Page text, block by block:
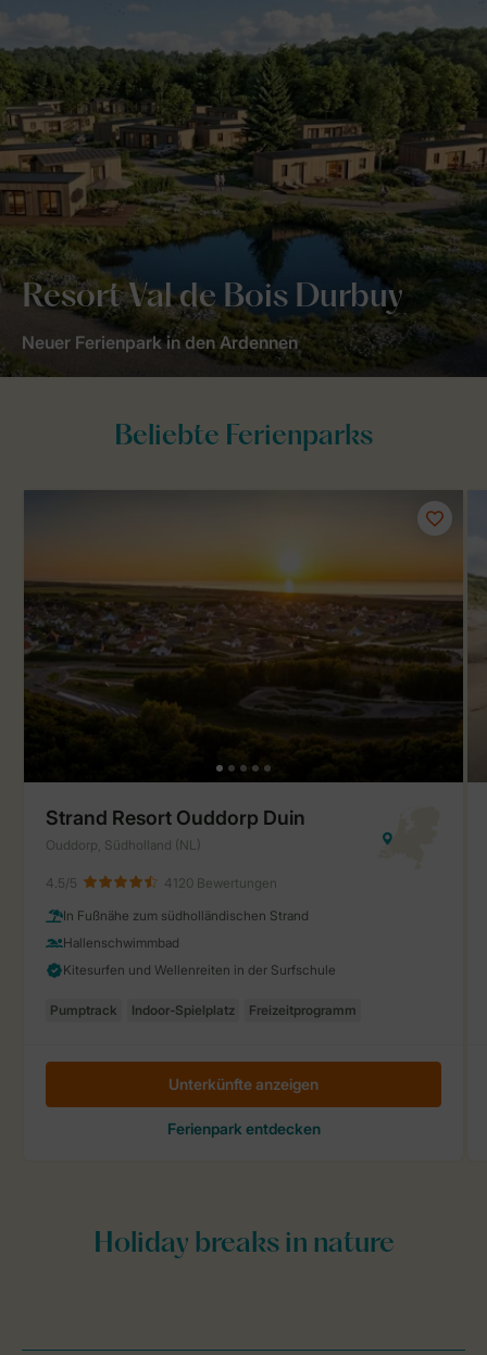
Resort Val de Bois Durbuy
Neuer Ferienpark in den Ardennen